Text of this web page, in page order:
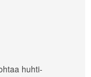
huhti-